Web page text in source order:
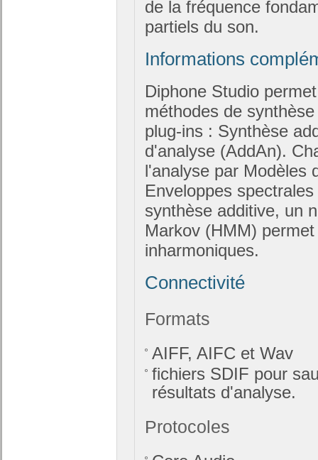
de la fréquence
partiels du son.
Informations
Diphone Studio
méthodes de
plug-ins : Synthèse
d'analyse (AddAn).
l'analyse par Modèles
Enveloppes
synthèse additive, un
Markov (HMM)
inharmoniques.
Connectivité
Formats
AIFF, AIFC et Wav
fichiers SDIF pour
résultats d'analyse.
Protocoles